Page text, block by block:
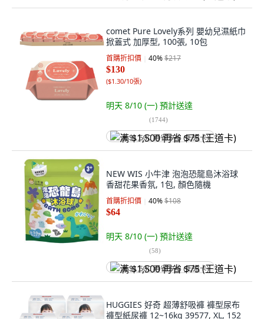
comet Pure Lovely系列 嬰幼兒濕紙巾
掀蓋式 加厚型, 100張, 10包
首購折扣價 40%$217
$130
($1.30/10張)
明天 8/10 (一) 預計送達
(1744)
满 $1,500 再省 $75 (王道卡)
NEW WIS 小牛津 泡泡恐龍島沐浴球
香甜花果香氛, 1包, 顏色隨機
首購折扣價 40%$108
$64
明天 8/10 (一) 預計送達
(58)
满 $1,500 再省 $75 (王道卡)
HUGGIES 好奇 超薄舒吸褲 褲型尿布
褲型紙尿褲 12~16kg 39577, XL, 152